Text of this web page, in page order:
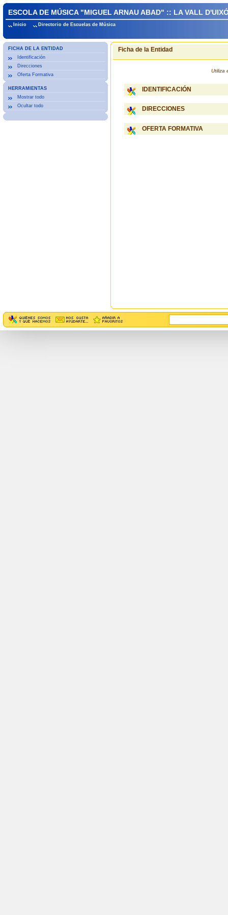
ESCOLA DE MÚSICA "MIGUEL ARNAU ABAD" :: LA VALL
Inicio Directorio de Escuelas de Música
FICHA DE LA ENTIDAD
Identificación
Direcciones
Oferta Formativa
HERRAMIENTAS
Mostrar todo
Ocultar todo
Ficha de la Entidad
Utiliza
IDENTIFICACIÓN
DIRECCIONES
OFERTA FORMATIVA